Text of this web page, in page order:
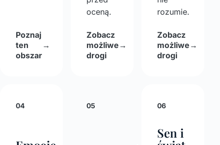
Poznaj
ten
obszar
→
oceną.
Zobacz
możliwe
drogi
→
rozumie.
Zobacz
możliwe
drogi
→
04 05 06
Sen i